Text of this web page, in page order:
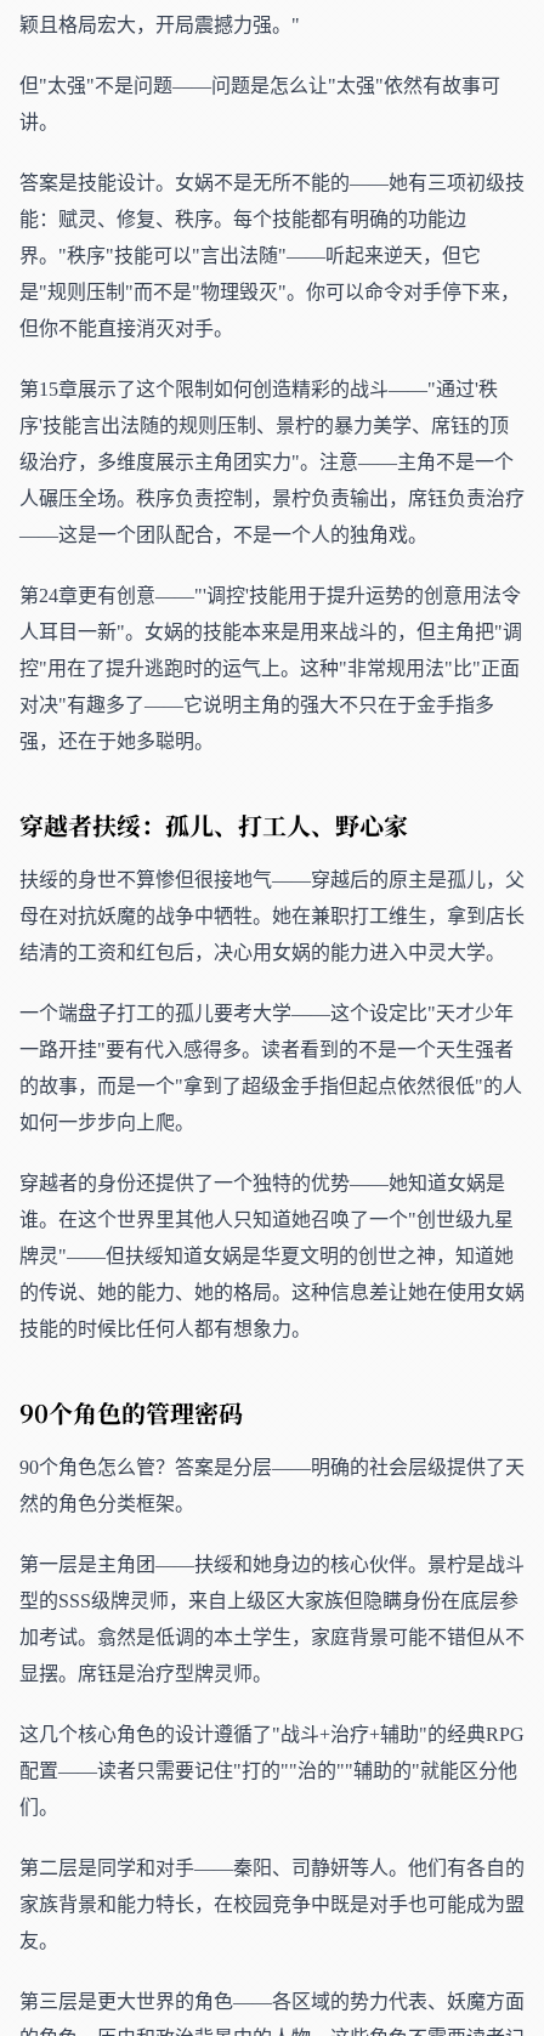
颖且格局宏大，开局震撼力强。"
但"太强"不是问题——问题是怎么让"太强"依然有故事可
讲。
答案是技能设计。女娲不是无所不能的——她有三项初级技
能：赋灵、修复、秩序。每个技能都有明确的功能边
界。"秩序"技能可以"言出法随"——听起来逆天，但它
是"规则压制"而不是"物理毁灭"。你可以命令对手停下来，
但你不能直接消灭对手。
第15章展示了这个限制如何创造精彩的战斗——"通过'秩
序'技能言出法随的规则压制、景柠的暴力美学、席钰的顶
级治疗，多维度展示主角团实力"。注意——主角不是一个
人碾压全场。秩序负责控制，景柠负责输出，席钰负责治疗
——这是一个团队配合，不是一个人的独角戏。
第24章更有创意——"'调控'技能用于提升运势的创意用法令
人耳目一新"。女娲的技能本来是用来战斗的，但主角把"调
控"用在了提升逃跑时的运气上。这种"非常规用法"比"正面
对决"有趣多了——它说明主角的强大不只在于金手指多
强，还在于她多聪明。
穿越者扶绥：孤儿、打工人、野心家
扶绥的身世不算惨但很接地气——穿越后的原主是孤儿，父
母在对抗妖魔的战争中牺牲。她在兼职打工维生，拿到店长
结清的工资和红包后，决心用女娲的能力进入中灵大学。
一个端盘子打工的孤儿要考大学——这个设定比"天才少年
一路开挂"要有代入感得多。读者看到的不是一个天生强者
的故事，而是一个"拿到了超级金手指但起点依然很低"的人
如何一步步向上爬。
穿越者的身份还提供了一个独特的优势——她知道女娲是
谁。在这个世界里其他人只知道她召唤了一个"创世级九星
牌灵"——但扶绥知道女娲是华夏文明的创世之神，知道她
的传说、她的能力、她的格局。这种信息差让她在使用女娲
技能的时候比任何人都有想象力。
90个角色的管理密码
90个角色怎么管？答案是分层——明确的社会层级提供了天
然的角色分类框架。
第一层是主角团——扶绥和她身边的核心伙伴。景柠是战斗
型的SSS级牌灵师，来自上级区大家族但隐瞒身份在底层参
加考试。翕然是低调的本土学生，家庭背景可能不错但从不
显摆。席钰是治疗型牌灵师。
这几个核心角色的设计遵循了"战斗+治疗+辅助"的经典RPG
配置——读者只需要记住"打的""治的""辅助的"就能区分他
们。
第二层是同学和对手——秦阳、司静妍等人。他们有各自的
家族背景和能力特长，在校园竞争中既是对手也可能成为盟
友。
第三层是更大世界的角色——各区域的势力代表、妖魔方面